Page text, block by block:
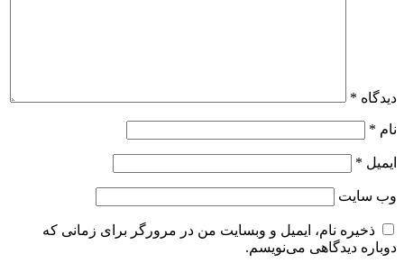
دیدگاه *
نام *
ایمیل *
وب‌ سایت
ذخیره نام، ایمیل و وبسایت من در مرورگر برای زمانی که
دوباره دیدگاهی می‌نویسم.